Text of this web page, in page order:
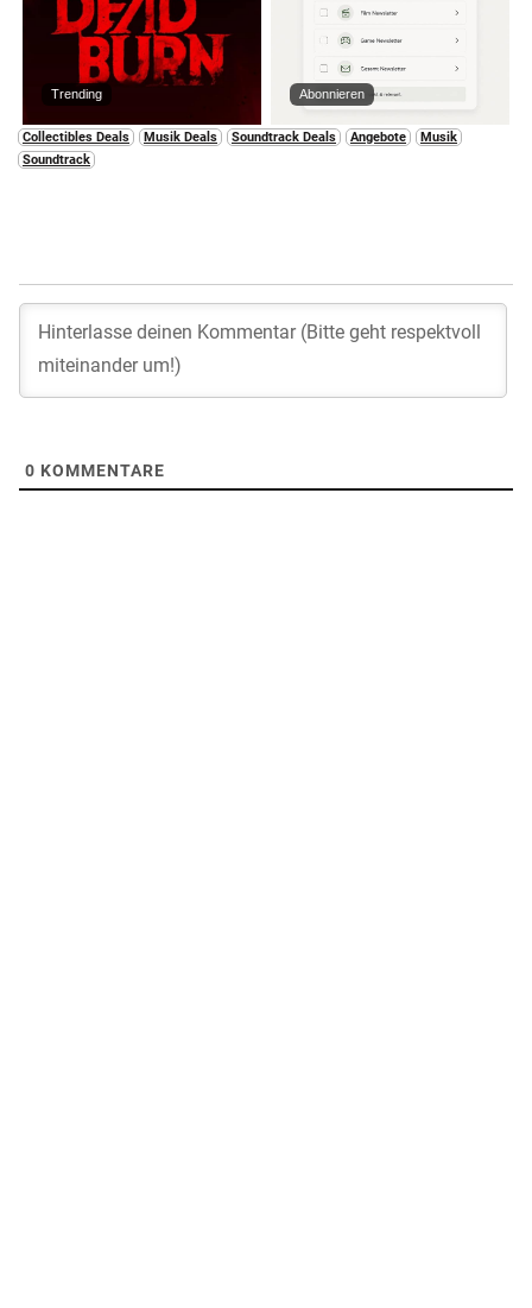
Trending Abonnieren
Collectibles Deals Musik Deals Soundtrack Deals Angebote
Musik
Soundtrack
0 KOMMENTARE